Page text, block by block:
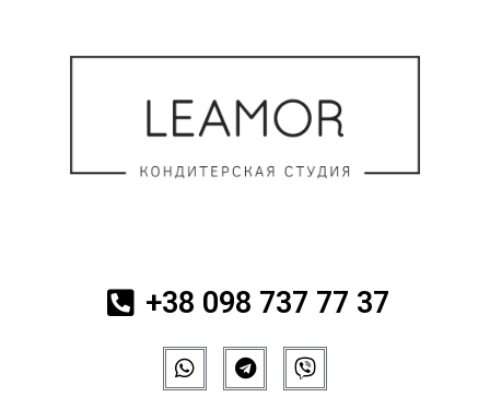
+38 098 737 77 37